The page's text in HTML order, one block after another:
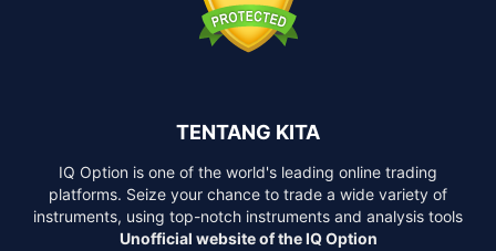
TENTANG KITA
IQ Option is one of the world's leading online trading
platforms. Seize your chance to trade a wide variety of
instruments, using top-notch instruments and analysis tools
Unofficial website of the IQ Option